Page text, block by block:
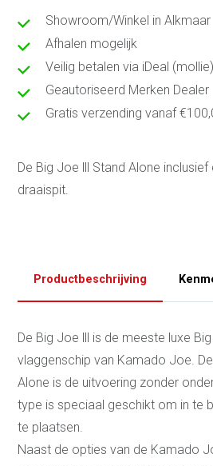
Showroom/Winkel in Alkmaar
Afhalen mogelijk
Veilig betalen via iDeal (mollie)
Geautoriseerd Merken Dealer
Gratis verzending vanaf
De Big Joe lll Stand Alone
draaispit.
Productbeschrijving
De Big Joe lll is de meeste luxe
vlaggenschip van Kamado Joe.
Alone is de uitvoering zonder
type is speciaal geschikt om in te
te plaatsen.
Naast de opties van de Kamado